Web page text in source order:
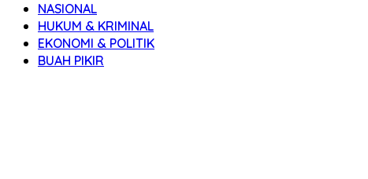
NASIONAL
HUKUM & KRIMINAL
EKONOMI & POLITIK
BUAH PIKIR